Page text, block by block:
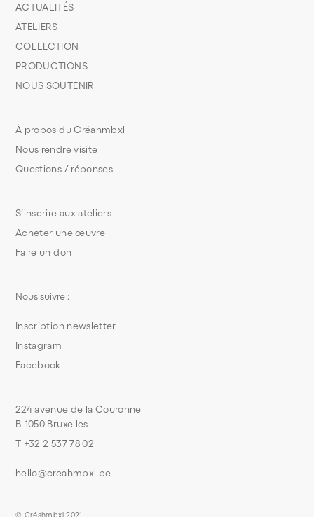
S’inscrire aux ateliers
Acheter une œuvre
Faire un don
À propos du Créahmbxl
Nous rendre visite
Questions / réponses
ACTUALITÉS
ATELIERS
COLLECTION
PRODUCTIONS
NOUS SOUTENIR
224 avenue de la Couronne
B-1050 Bruxelles
T +32 2 537 78 02
hello@creahmbxl.be
Nous suivre :
Inscription newsletter
Instagram
Facebook
© Créahmbxl 2021